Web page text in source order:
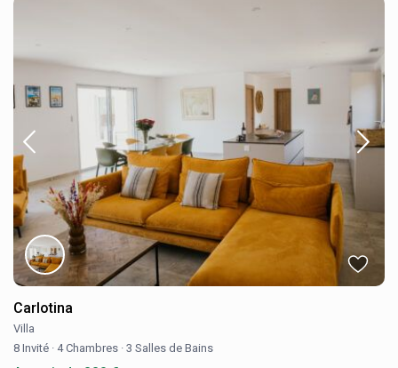
Carlotina
Villa
8 Invité · 4 Chambres · 3 Salles de Bains